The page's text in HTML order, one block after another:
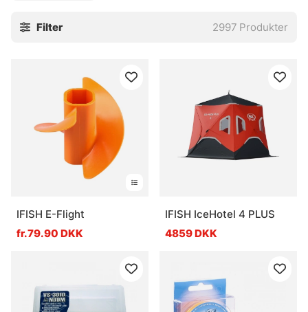
Filter 2997 Produkter
IFISH E-Flight
fr.79.90 DKK
IFISH IceHotel 4 PLUS
4859 DKK